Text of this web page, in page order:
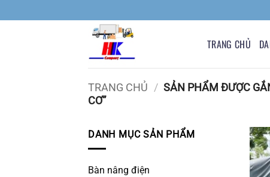
qua
TRANG CHỦ
TRANG CHỦ / SẢN PHẨM ĐƯỢC
CƠ”
DANH MỤC SẢN PHẨM
Bàn nâng điện